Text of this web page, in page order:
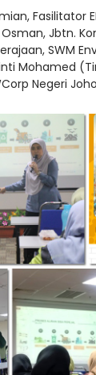
Fasilitator
Jbtn.
SWM
Mohamed
Negeri